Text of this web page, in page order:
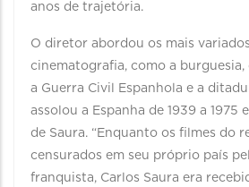
anos de trajetória.
O diretor abordou os mais
cinematografia, como a
a Guerra Civil Espanhola e a
assolou a Espanha de 1939 a 1975
de Saura. “Enquanto os filmes do
censurados em seu próprio país
franquista, Carlos Saura era